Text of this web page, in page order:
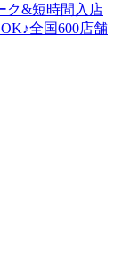
ク&短時間入店
全国600店舗